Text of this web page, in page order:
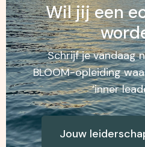
Wil jij een
Schrijf je vandaag
BLOOM-opleiding
‘inner
Jouw